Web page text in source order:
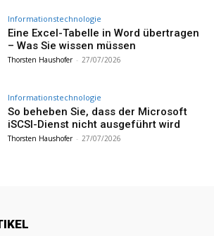
Informationstechnologie
Eine Excel-Tabelle in Word übertragen
– Was Sie wissen müssen
Thorsten Haushofer - 27/07/2026
Informationstechnologie
So beheben Sie, dass der Microsoft
iSCSI-Dienst nicht ausgeführt wird
Thorsten Haushofer - 27/07/2026